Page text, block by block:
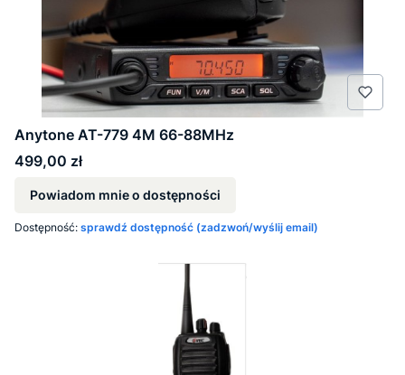
Anytone AT-779 4M 66-88MHz
Cena
499,00 zł
Powiadom mnie o dostępności
Dostępność: sprawdź dostępność (zadzwoń/wyślij email)